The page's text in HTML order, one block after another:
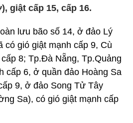
giật cấp 15, cấp 16.
lưu bão số 14, ở đảo Lý
có gió giật mạnh cấp 9, Cù
8; Tp.Đà Nẵng, Tp.Quảng
cấp 6, ở quần đảo Hoàng Sa
9, ở đảo Song Tử Tây
Sa), có gió giật mạnh cấp